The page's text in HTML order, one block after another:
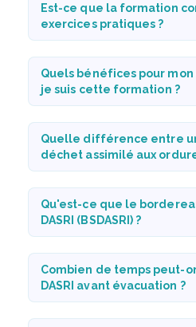
Est-ce que la formation
exercices pratiques ?
Quels bénéfices pour
je suis cette formation ?
Quelle différence entre un
déchet assimilé aux
Qu'est-ce que le
DASRI (BSDASRI) ?
Combien de temps peut-
DASRI avant évacuation ?